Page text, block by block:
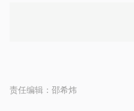
责任编辑： 邵希炜